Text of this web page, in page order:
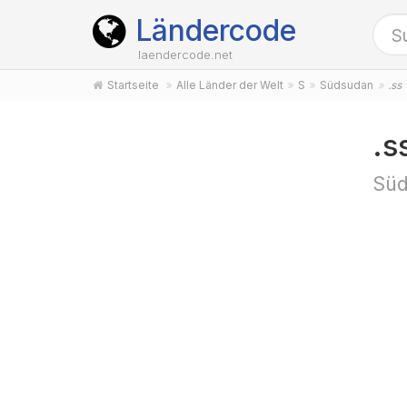
Ländercode
laendercode.net
Startseite Alle Länder der Welt S Südsudan .ss